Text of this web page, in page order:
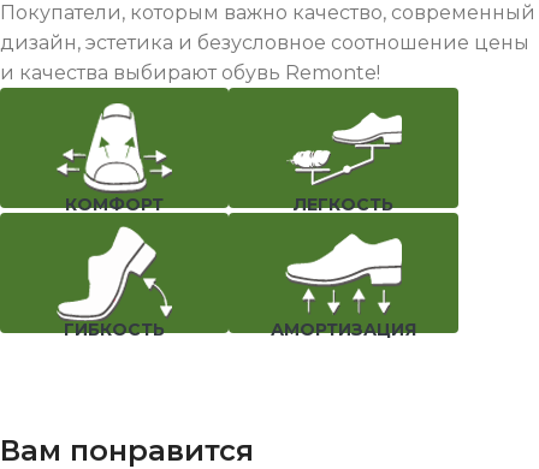
Покупатели, которым важно качество, современный
дизайн, эстетика и безусловное соотношение цены
и качества выбирают обувь Remonte!
КОМФОРТ ЛЕГКОСТЬ
ГИБКОСТЬ АМОРТИЗАЦИЯ
Вам понравится